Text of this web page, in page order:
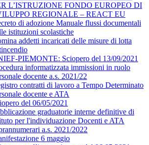
L’ISTRUZIONE FONDO EUROPEO DI
REGIONALE – REACT EU
di adozione Manuale flussi documentali
istituzioni scolastiche
addetti incaricati delle misure di lotta
PIEMONTE: Sciopero del 13/09/2021
informatizzata immissioni in ruolo
docente a.s. 2021/22
contratti di lavoro a Tempo Determinato
docente e ATA
del 06/05/2021
graduatorie interne definitive di
per l'individuazione Docenti e ATA
a.s. 2021/2022
6 maggio